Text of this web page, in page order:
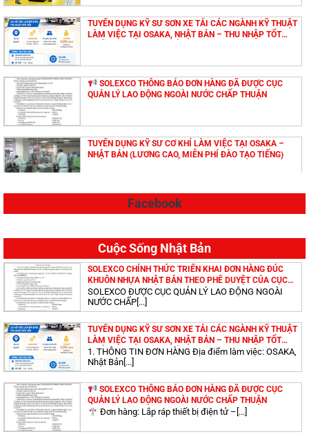
TUYỂN DỤNG KỸ SƯ SƠN XE TẢI CÁC NGÀNH KỸ THUẬT
LÀM VIỆC TẠI OSAKA, NHẬT BẢN – THU NHẬP TỐT
SOLEXCO THÔNG BÁO ĐƠN HÀNG ĐÃ ĐƯỢC CỤC
QUẢN LÝ LAO ĐỘNG NGOÀI NƯỚC CHẤP THUẬN
TUYỂN DỤNG KỸ SƯ CƠ KHÍ LÀM VIỆC TẠI OSAKA –
NHẬT BẢN (LƯƠNG CAO, MIỄN PHÍ ĐÀO TẠO TIẾNG)
TUYỂN DỤNG KỸ SƯ LÀM VIỆC TẠI IBARAKI – NHẬT
BẢN (LƯƠNG CAO, MIỄN PHÍ ĐÀO TẠO TIẾNG)
TUYỂN DỤNG KỸ SƯ ĐIỆN LÀM VIỆC TẠI OSAKA – NHẬT
BẢN (LƯƠNG CAO, MIỄN PHÍ ĐÀO TẠO TIẾNG)
TUYỂN DỤNG KỸ SƯ CHẤT LƯỢNG CAO LÀM VIỆC TẠI
AICHIKEN, MIEKEN – NHẬT BẢN
TUYỂN DỤNG KỸ SƯ CƠ KHÍ LÀM VIỆC TẠI
SHIMANEKEN – NHẬT BẢN (LƯƠNG CAO, MIỄN PHÍ ĐÀO
TẠO TIẾNG)
Facebook
Cuộc Sống Nhật Bản
SOLEXCO CHÍNH THỨC TRIỂN KHAI ĐƠN HÀNG ĐÚC
KHUÔN NHỰA NHẬT BẢN THEO PHÊ DUYỆT CỦA CỤC
QUẢN LÝ LAO ĐỘNG NGOÀI NƯỚC
SOLEXCO ĐƯỢC CỤC QUẢN LÝ LAO ĐỘNG NGOÀI
NƯỚC CHẤP[...]
TUYỂN DỤNG KỸ SƯ SƠN XE TẢI CÁC NGÀNH KỸ THUẬT
LÀM VIỆC TẠI OSAKA, NHẬT BẢN – THU NHẬP TỐT
(MIỄN PHÍ ĐÀO TẠO TIẾNG NHẬT)
1. THÔNG TIN ĐƠN HÀNG Địa điểm làm việc: OSAKA,
Nhật Bản[...]
SOLEXCO THÔNG BÁO ĐƠN HÀNG ĐÃ ĐƯỢC CỤC
QUẢN LÝ LAO ĐỘNG NGOÀI NƯỚC CHẤP THUẬN
Đơn hàng: Lắp ráp thiết bị điện tử –[...]